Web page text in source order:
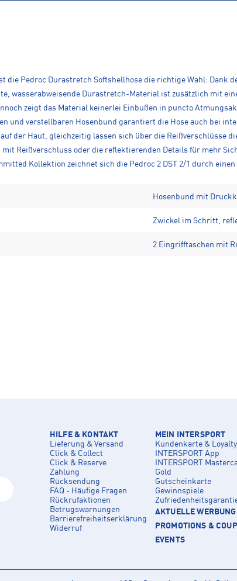
die Pedroc Durastretch Softshellhose die richtige Wahl: Dank
wasserabweisende Durastretch-Material ist zusätzlich mit
zeigt das Material keinerlei Einbußen in puncto
und verstellbaren Hosenbund garantiert die Hose auch bei
der Haut, gleichzeitig lassen sich über die Reißverschlüsse
Reißverschluss oder die reflektierenden Details für mehr
Kollektion zeichnet sich die Pedroc 2 DST 2/1 durch
Hosenbund mit
Zwickel im Schritt,
2 Eingrifftaschen mit
HILFE & KONTAKT
Lieferung & Versand
Click & Collect
Click & Reserve
Zahlung
Rücksendung
FAQ - Häufige Fragen
Rückrufaktionen
Betrugswarnungen
Barrierefreiheitserklärung
Widerruf
MEIN INTERSPORT
Kundenkarte & Loyalty
INTERSPORT App
INTERSPORT
Gold
Gutscheinkarte
Gewinnspiele
AKTUELLE WERBUNG
PROMOTIONS &
EVENTS